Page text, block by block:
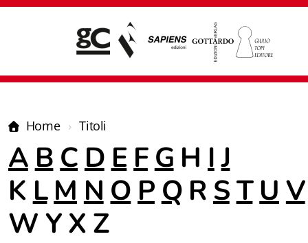
Home Titoli
ABCDEFGH IJ
KLMNOPQRSTUV
W Y X Z